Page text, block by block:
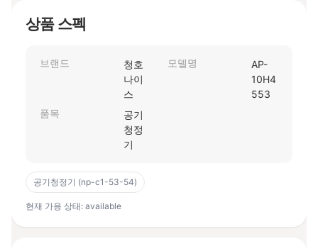
상품 스펙
브랜드
청호
나이
스
모델명
AP-
10H4
553
품목
공기
청정
기
공기청정기 (np-c1-53-54)
현재 가용 상태: available